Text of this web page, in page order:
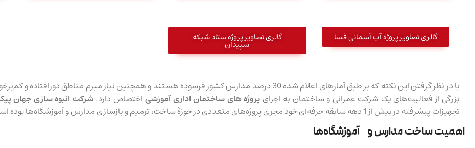
گالری تصاویر پروژه آب آسمانی فسا گالری تصاویر پروژه ستاد شبکه
سپیدان
با در نظر گرفتن این نکته که بر طبق آمارهای اعلام شده 30 درصد مدارس کشور فرسوده هستند و همچنین نیاز مبرم
بزرگی از فعالیت‌های یک شرکت عمرانی و ساختمان به اجرای پروژه های ساختمان اداری آموزشیاختصاص دارد.شرکت انبوه سازی جهان
تجهیزات پیشرفته در بیش از 1 دهه سابقه حرفه‌ای خود مجری پروژه‌های متعددی در حوزۀ ساخت، ترمیم و بازسازی مدارس و آموزشگاه‌ها بوده است.
اهمیت ساخت مدارس و آموزشگاه‌ها